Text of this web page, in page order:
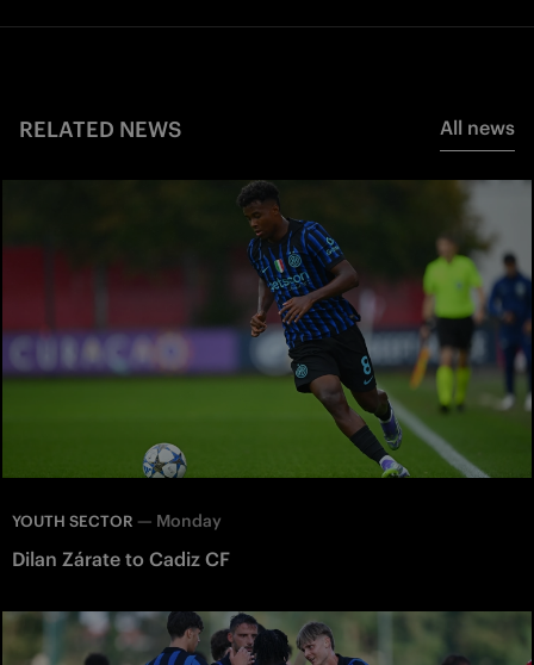
RELATED NEWS All news
YOUTH SECTOR — Monday
Dilan Zárate to Cadiz CF